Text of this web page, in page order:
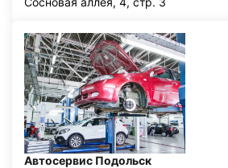
Автосервис Подольск